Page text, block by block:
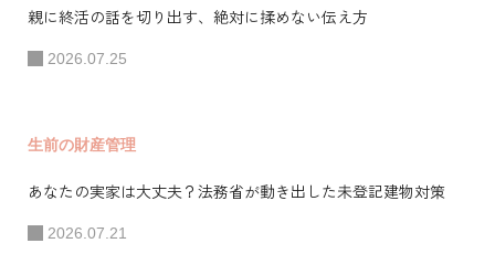
リーグ所属フット
数回、岡山県選手
親に終活の話を切り出す、絶対に揉めない伝え方
2026.07.25
生前の財産管理
あなたの実家は大丈夫？法務省が動き出した未登記建物対策
2026.07.21